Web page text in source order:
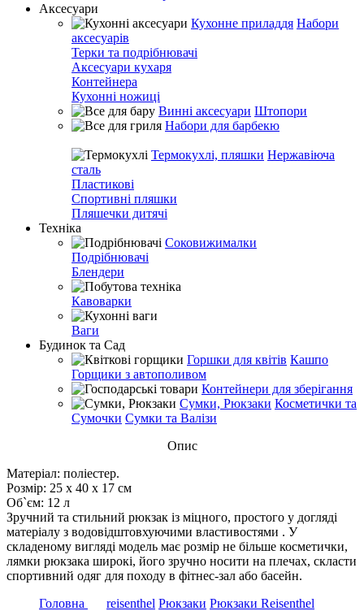
Аксесуари
Кухонне приладдя Набори
аксесуарів
Терки та подрібнювачі
Аксесуари кухаря
Контейнера
Кухонні ножиці
Винні аксесуари Штопори
Набори для барбекю
Термокухлі, пляшки Нержавіюча
сталь
Пластикові
Спортивні пляшки
Пляшечки дитячі
Техніка
Соковижималки
Подрібнювачі
Блендери
Кавоварки
Ваги
Будинок та Сад
Горшки для квітів Кашпо
Горщики з автополивом
Контейнери для зберігання
Сумки, Рюкзаки Косметички та
Сумочки Сумки та Валізи
Опис
Матеріал: поліестер.
Розмір: 25 х 40 х 17 см
Об`єм: 12 л
Зручний та стильний рюкзак із міцного, простого у догляді
матеріалу з водовідштовхуючими властивостями . У
складеному вигляді модель має розмір не більше косметички,
лямки рюкзака широкі, його зручно носити на плечах, скласти
спортивний одяг для походу в фітнес-зал або басейн.
Головна
reisenthel Рюкзаки Рюкзаки Reisenthel